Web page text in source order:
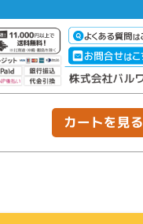
カートを見る